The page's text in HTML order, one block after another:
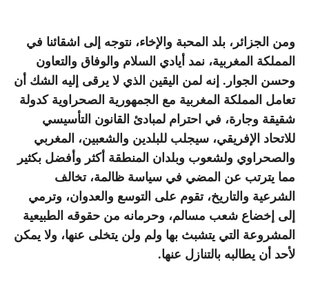
ومن الجزائر، بلد المحبة والإخاء، نتوجه إلى اشقائنا في
المملكة المغربية، نمد أيادي السلام والوفاق والتعاون
وحسن الجوار. إنه لمن اليقين الذي لا يرقى إليه الشك أن
تعامل المملكة المغربية مع الجمهورية الصحراوية كدولة
شقيقة وجارة، في احترام لمبادئ القانون التأسيسي
للاتحاد الإفريقي، سيجلب للبلدين والشعبين، المغربي
والصحراوي ولشعوب وبلدان المنطقة أكثر وأفضل بكثير
مما يترتب عن المضي في سياسة ظالمة، تخالف
الشرعية والتاريخ، تقوم على التوسع والعدوان، وترمي
إلى إخضاع شعب مسالم، وحرمانه من حقوقه الطبيعية
المشروعة التي يتشبث بها ولم ولن يتخلى عنها، ولا يمكن
لأحد أن يطالبه بالتنازل عنها.